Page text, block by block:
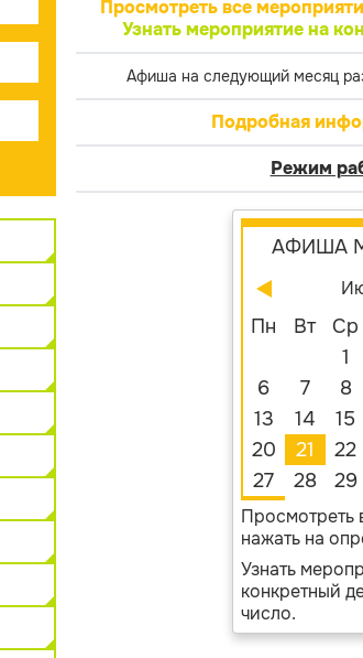
Просмотреть все
Узнать мероприятие на
Афиша на следующий месяц
Подробная
Режим
АФИША
Пн Вт Ср
1
6
7 8
13
14 15
20
21 22
27
28 29
Просмотреть
нажать на
Узнать
конкретный
число.